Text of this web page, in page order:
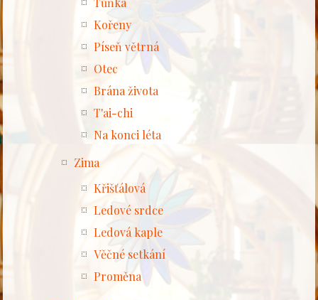
Kořeny
Píseň větrná
Otec
Brána života
T'ai-chi
Na konci léta
Zima
Křišťálová
Ledové srdce
Ledová kaple
Věčné setkání
Proměna